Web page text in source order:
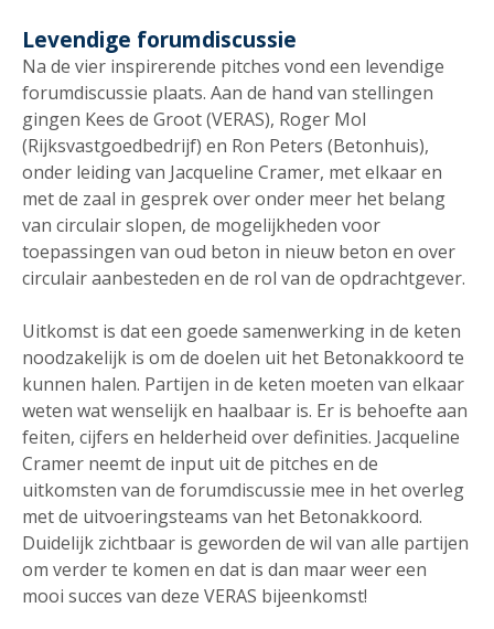
Levendige forumdiscussie
Na de vier inspirerende pitches vond een levendige
forumdiscussie plaats. Aan de hand van stellingen
gingen Kees de Groot (VERAS), Roger Mol
(Rijksvastgoedbedrijf) en Ron Peters (Betonhuis),
onder leiding van Jacqueline Cramer, met elkaar en
met de zaal in gesprek over onder meer het belang
van circulair slopen, de mogelijkheden voor
toepassingen van oud beton in nieuw beton en over
circulair aanbesteden en de rol van de opdrachtgever.
Uitkomst is dat een goede samenwerking in de keten
noodzakelijk is om de doelen uit het Betonakkoord te
kunnen halen. Partijen in de keten moeten van elkaar
weten wat wenselijk en haalbaar is. Er is behoefte aan
feiten, cijfers en helderheid over definities. Jacqueline
Cramer neemt de input uit de pitches en de
uitkomsten van de forumdiscussie mee in het overleg
met de uitvoeringsteams van het Betonakkoord.
Duidelijk zichtbaar is geworden de wil van alle partijen
om verder te komen en dat is dan maar weer een
mooi succes van deze VERAS bijeenkomst!